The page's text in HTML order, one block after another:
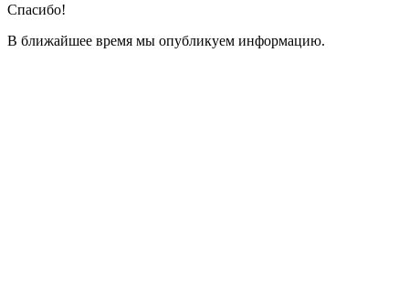
Спасибо!
В ближайшее время мы опубликуем информацию.